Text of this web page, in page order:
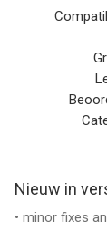
• Cell and Wi-
• IP address
• External IP
parameters
• Copy/paste
Nieuw in
• minor fixes